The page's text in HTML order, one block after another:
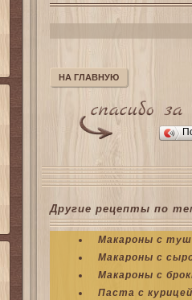
НА ГЛАВНУЮ
Другие рецепты по
Макароны с
Макароны с
Макароны с
Паста с